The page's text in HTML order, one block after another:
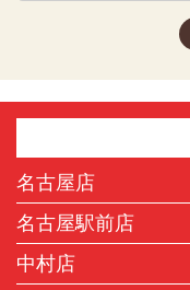
名古屋店
名古屋駅前店
中村店